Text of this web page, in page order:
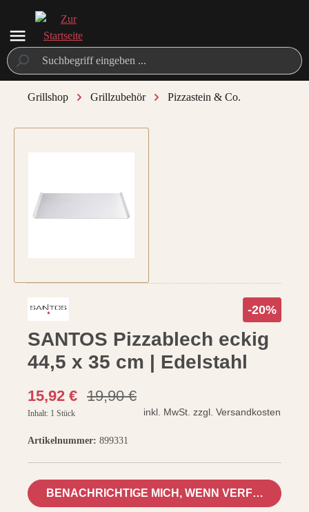
springen
Grillshop Grillzubehör Pizzastein & Co.
-20%
SANTOS Pizzablech eckig
44,5 x 35 cm | Edelstahl
15,92 € santosgrills-theme.listing.formerPrice:
19,90 €
Inhalt: 1 Stück inkl. MwSt. zzgl. Versandkosten
Artikelnummer: 899331
BENACHRICHTIGE MICH, WENN VERFÜGBAR